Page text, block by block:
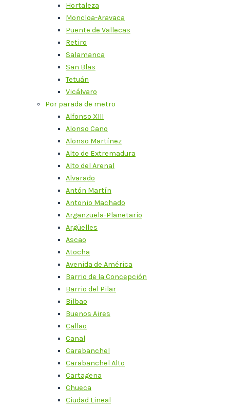
Hortaleza
Moncloa-Aravaca
Puente de Vallecas
Retiro
Salamanca
San Blas
Tetuán
Vicálvaro
Por parada de metro
Alfonso XIII
Alonso Cano
Alonso Martínez
Alto de Extremadura
Alto del Arenal
Alvarado
Antón Martín
Antonio Machado
Arganzuela-Planetario
Argüelles
Ascao
Atocha
Avenida de América
Barrio de la Concepción
Barrio del Pilar
Bilbao
Buenos Aires
Callao
Canal
Carabanchel
Carabanchel Alto
Cartagena
Chueca
Ciudad Lineal